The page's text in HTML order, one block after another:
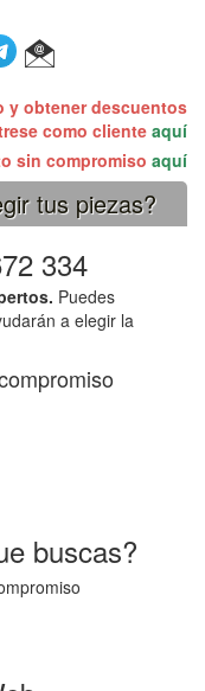
y obtener descuentos
como clienteaquí
sin compromiso aquí
tus piezas?
334
Puedes
a elegir la
buscas?